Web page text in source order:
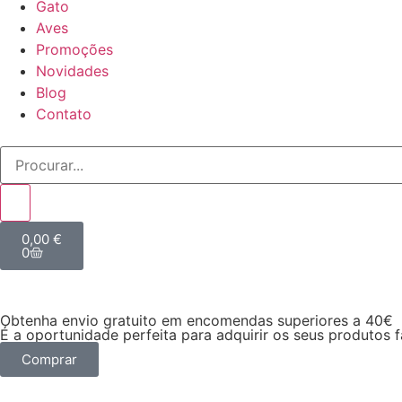
Gato
Aves
Promoções
Novidades
Blog
Contato
0,00 €
0
Obtenha envio gratuito em encomendas superiores a 40€
É a oportunidade perfeita para adquirir os seus produtos
Comprar